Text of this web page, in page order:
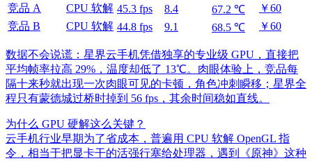
竞品 A
CPU 软解 45.3 fps 8.4 67.2 ℃
￥60
竞品 B
CPU 软解 44.8 fps 9.1 68.5 ℃ ￥60
数据不会说谎：星界云手机凭借独享的专业级 GPU，直接把
平均帧率拉高 29%，温度却低了 13℃。肉眼体验上，竞品每
隔十来秒就出现一次肉眼可见的卡顿，角色冲刺瞬移；星界全
程只有蒙德城过桥时掉到 56 fps，其余时间稳如直线。
为什么 GPU 硬解这么关键？
云手机行业早期为了省成本，普遍用 CPU 软解 OpenGL 指
令，相当于把显卡干的活强行塞给处理器，遇到《原神》这种